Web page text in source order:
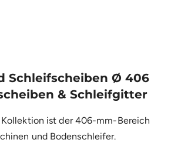
Schleifscheiben Ø 406
& Schleifgitter
Kollektion ist der 406-mm-Bereich
und Bodenschleifer.